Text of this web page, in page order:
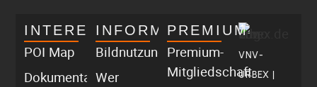
VNV-
URBEX |
INTERESSANT
POI Map
Dokumentationen
INFORMATIV
Bildnutzung
Wer
PREMIUM
Premium-
Mitgliedschaft